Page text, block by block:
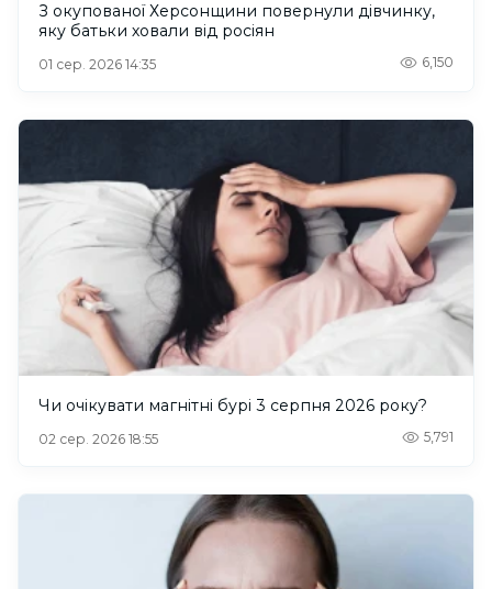
З окупованої Херсонщини повернули дівчинку,
яку батьки ховали від росіян
01 сер. 2026 14:35 6,150
Чи очікувати магнітні бурі 3 серпня 2026 року?
02 сер. 2026 18:55 5,791